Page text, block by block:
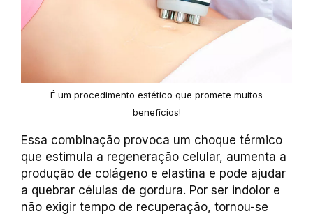
É um procedimento estético que promete muitos
benefícios!
Essa combinação provoca um choque térmico
que estimula a regeneração celular, aumenta a
produção de colágeno e elastina e pode ajudar
a quebrar células de gordura. Por ser indolor e
não exigir tempo de recuperação, tornou-se